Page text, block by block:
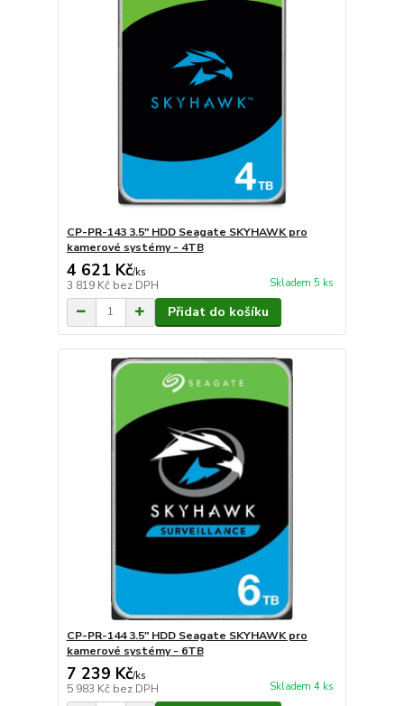
CP-PR-143 3.5" HDD Seagate SKYHAWK pro
kamerové systémy - 4TB
4 621 Kč/ks
3 819 Kč bez DPH Skladem 5 ks
Přidat do košíku
CP-PR-144 3.5" HDD Seagate SKYHAWK pro
kamerové systémy - 6TB
7 239 Kč/ks
5 983 Kč bez DPH Skladem 4 ks